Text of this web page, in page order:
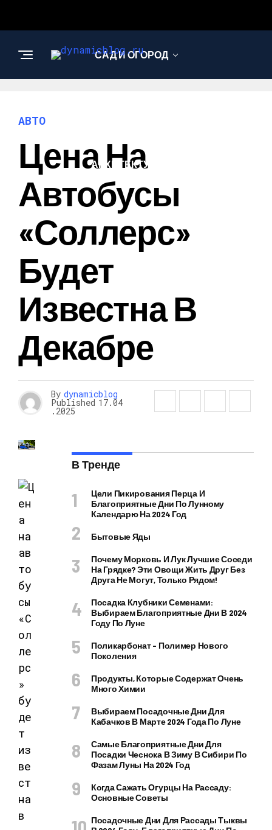
САД И ОГОРОД
АРХИТЕКТУРА И
АВТО
Цена На
Автобусы
«Соллерс»
Будет
Известна В
Декабре
By dynamicblog
Published 17.04
.2025
В Тренде
Цели Пикирования Перца И
Благоприятные Дни По Лунному
Календарю На 2024 Год
Бытовые Яды
Почему Морковь И Лук Лучшие Соседи
На Грядке? Эти Овощи Жить Друг Без
Друга Не Могут, Только Рядом!
Посадка Клубники Семенами:
Выбираем Благоприятные Дни В 2024
Году По Луне
Поликарбонат – Полимер Нового
Поколения
Продукты, Которые Содержат Очень
Много Химии
Выбираем Посадочные Дни Для
Кабачков В Марте 2024 Года По Луне
Самые Благоприятные Дни Для
Посадки Чеснока В Зиму В Сибири По
Фазам Луны На 2024 Год
Когда Сажать Огурцы На Рассаду:
Основные Советы
Посадочные Дни Для Рассады Тыквы